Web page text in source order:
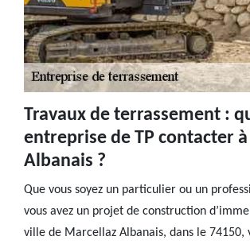
Travaux de terrassement :
entreprise de TP contacter
Albanais ?
Que vous soyez un particulier ou un
vous avez un projet de construction
ville de Marcellaz Albanais, dans le 74150,